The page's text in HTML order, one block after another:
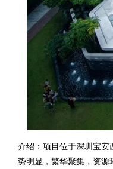
介绍：项目位于深圳宝
势明显，繁华聚集，资源